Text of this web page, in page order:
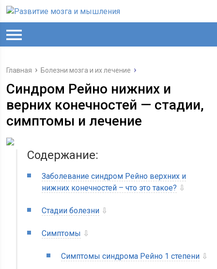
Главная Болезни мозга и их лечение
Синдром Рейно нижних и
верних конечностей — стадии,
симптомы и лечение
Содержание:
Заболевание синдром Рейно верхних и
нижних конечностей – что это такое? ⇩
Стадии болезни ⇩
Симптомы ⇩
Симптомы синдрома Рейно 1 степени ⇩